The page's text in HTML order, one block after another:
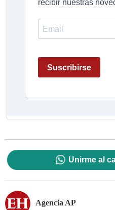
Unirme al
Agencia AP